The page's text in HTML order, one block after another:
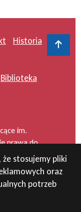
stosujemy pliki
oraz
potrzeb
Historia
Biblioteka
im.
prawa do
Do